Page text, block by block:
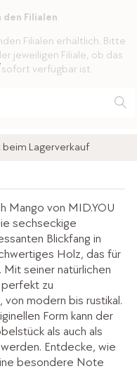
Filialen
Filialen erhältlich. Bitte
jeweiligen Filiale, ob das
verfügbar ist.
beim Lagerverkauf
Mango von MID.YOU
sechseckige
Blickfang in
Holz, das für
seiner natürlichen
zu
modern bis rustikal.
Form kann der
als auch als
Entdecke, wie
besondere Note